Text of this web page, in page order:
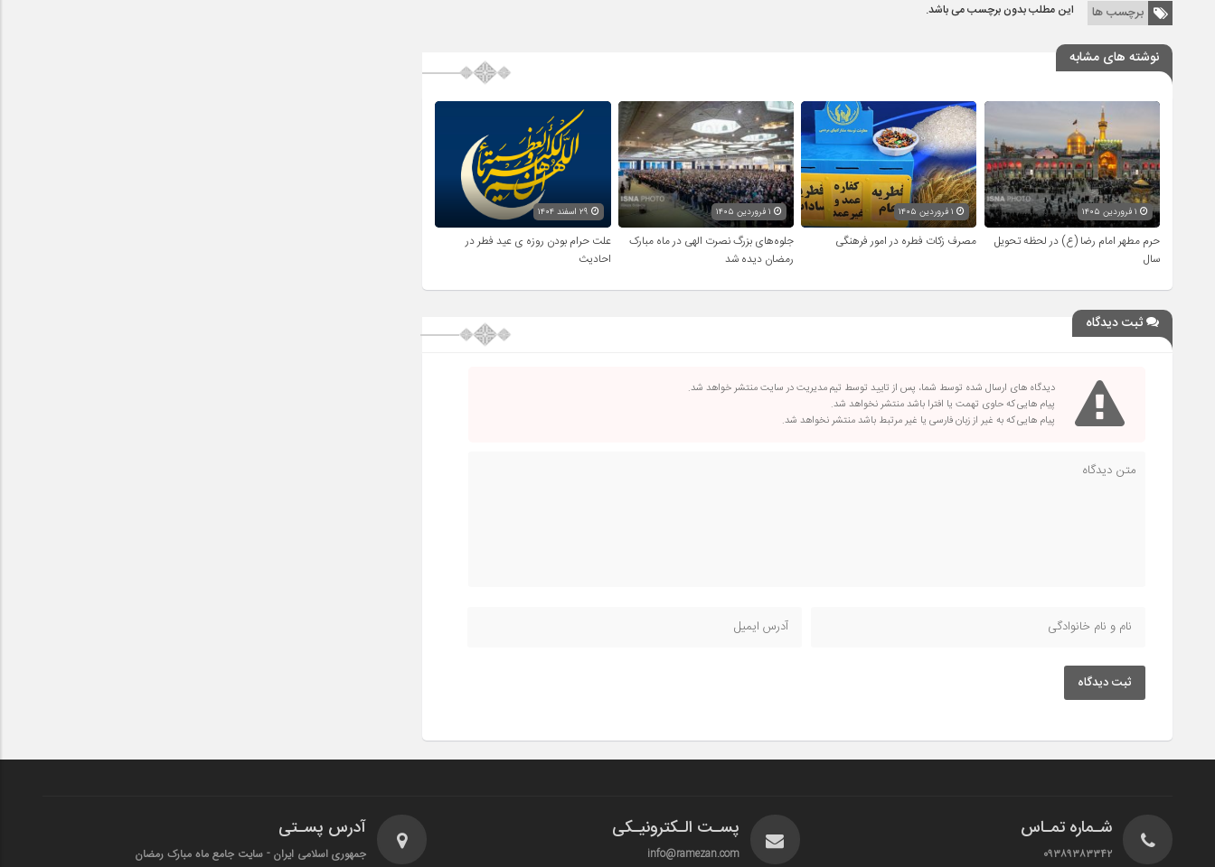
برچسب ها این مطلب بدون برچسب می باشد.
نوشته های مشابه
حرم مطهر امام رضا (ع) در لحظه تحویل
سال
۱ فروردین ۱۴۰۵
مصرف زکات فطره در امور فرهنگی
جلوه‌های بزرگ نصرت الهی در ماه مبارک
رمضان دیده شد
علت حرام بودن روزه ی عید فطر در
احادیث
ثبت دیدگاه
دیدگاه های ارسال شده توسط شما، پس از تایید توسط تیم مدیریت در سایت منتشر خواهد شد.
پیام هایی که حاوی تهمت یا افترا باشد منتشر نخواهد شد.
پیام هایی که به غیر از زبان فارسی یا غیر مرتبط باشد منتشر نخواهد شد.
ثبت دیدگاه
شـماره تمـاس
۰۹۳۸۹۳۸۳۳۴۲
پسـت الـکترونیـکی
info@ramezan.com
آدرس پسـتی
جمهوری اسلامی ایران - سایت جامع ماه مبارک رمضان